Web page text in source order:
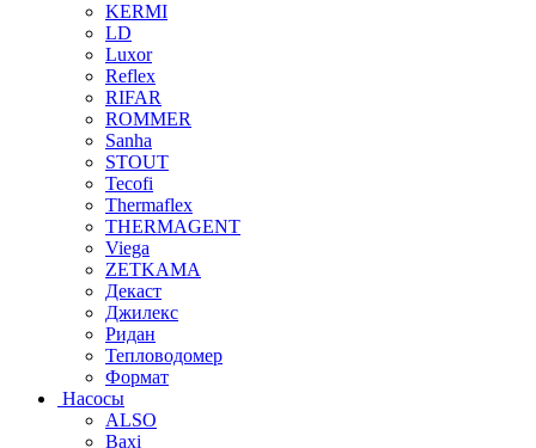
KERMI
LD
Luxor
Reflex
RIFAR
ROMMER
Sanha
STOUT
Tecofi
Thermaflex
THERMAGENT
Viega
ZETKAMA
Декаст
Джилекс
Ридан
Тепловодомер
Формат
Насосы
ALSO
Baxi